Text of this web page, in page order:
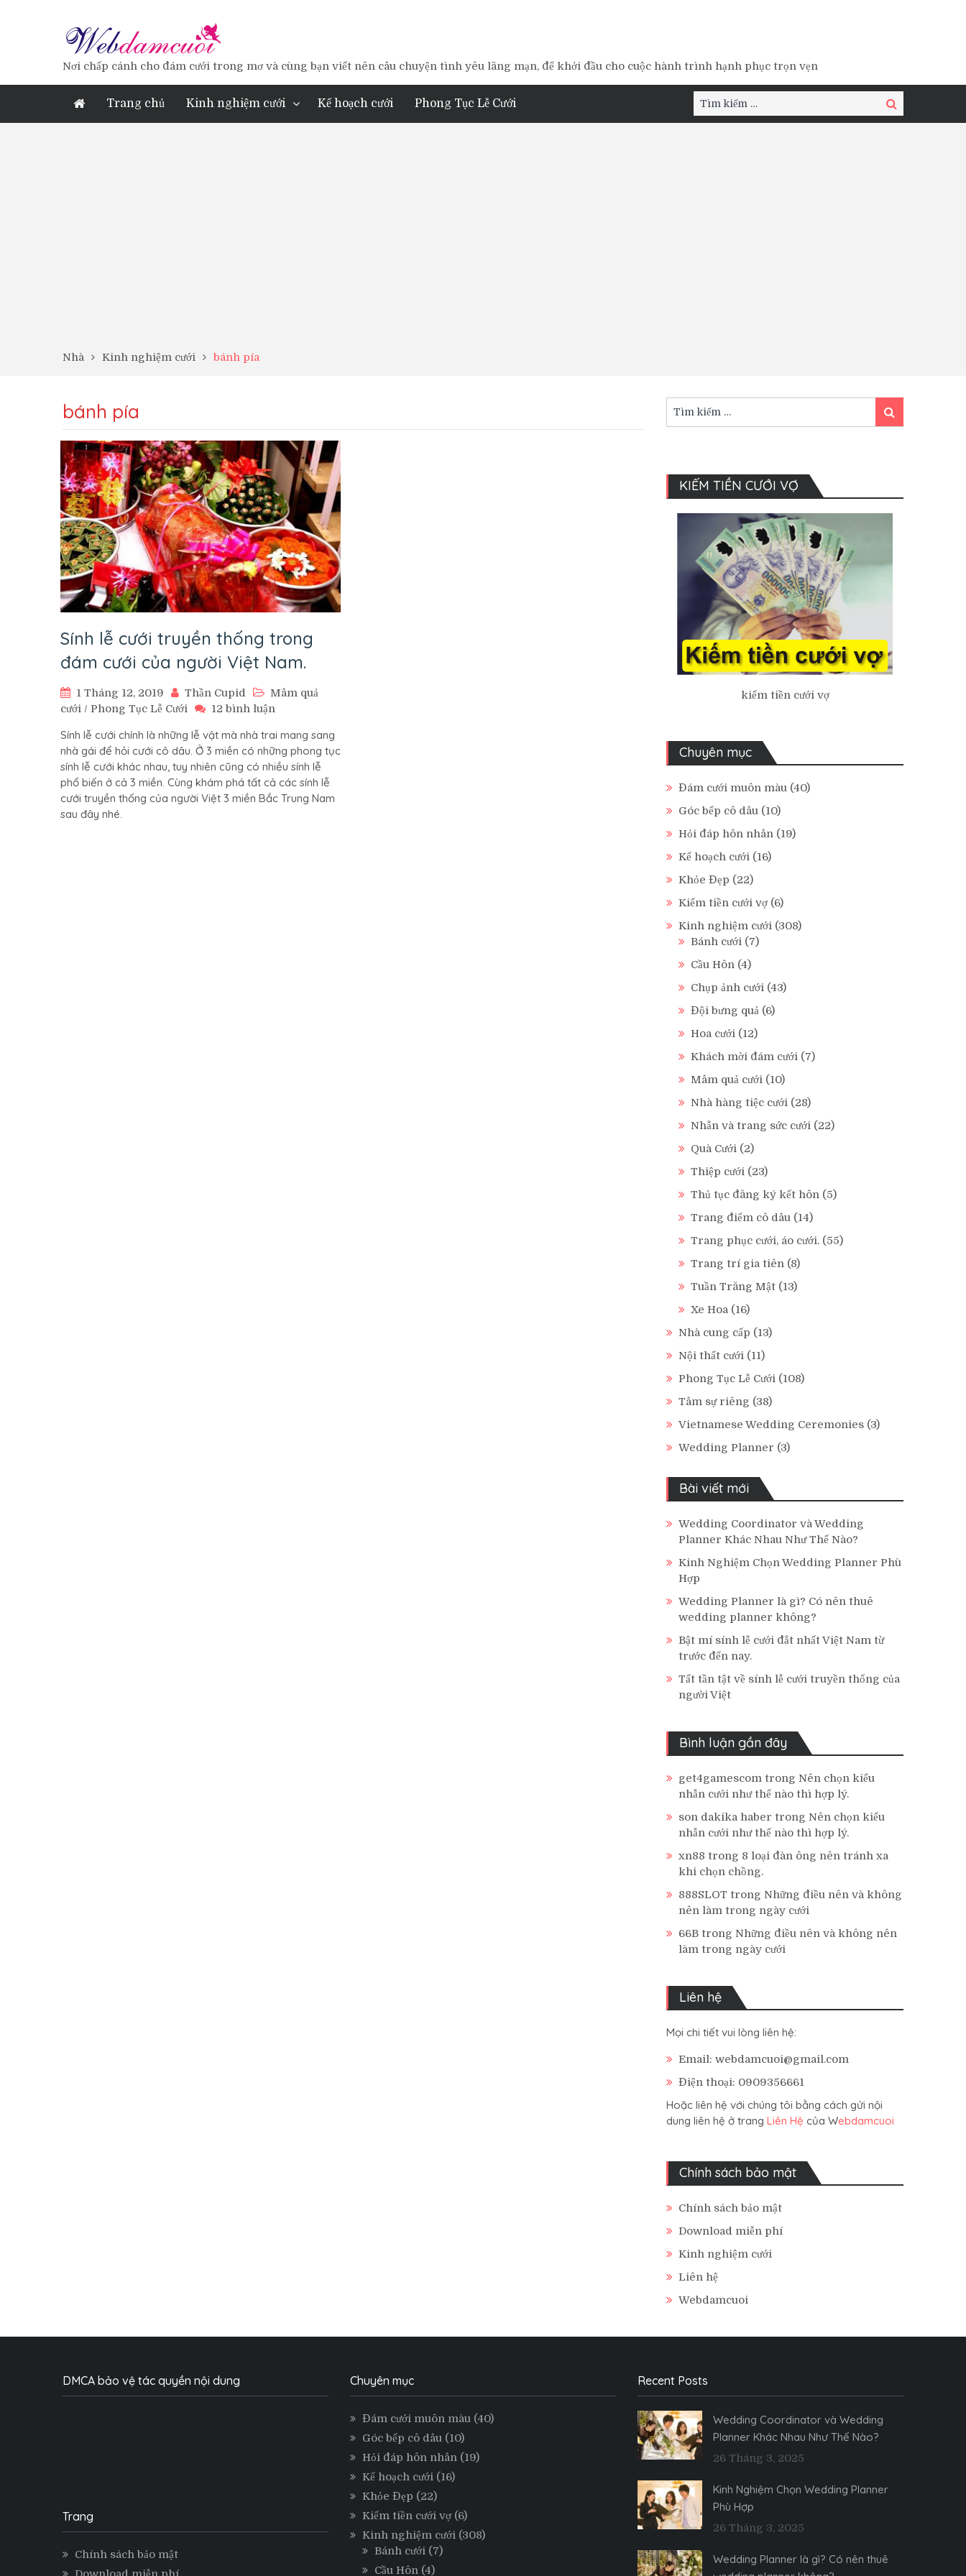
Nơi chấp cánh cho đám cưới trong mơ và cùng bạn viết nên câu chuyện tình yêu lãng mạn, để khởi đầu cho cuộc hành trình hạnh phục trọn vẹn
Trang chủ Kinh nghiệm cưới Kế hoạch cưới Phong Tục Lễ Cưới
Tìm
kiếm:
Tìm
kiếm
Nhà Kinh nghiệm cưới bánh pía
bánh pía
Sính lễ cưới truyền thống trong
đám cưới của người Việt Nam.
1 Tháng 12, 2019 Thần Cupid
Mâm quả
cưới / Phong Tục Lễ Cưới 12 bình luận
lễ
cưới
truyền
thống
trong
Sính lễ cưới chính là những lễ vật mà nhà trai mang sang
nhà gái để hỏi cưới cô dâu. Ở 3 miền có những phong tục
sính lễ cưới khác nhau, tuy nhiên cũng có nhiều sính lễ
phổ biến ở cả 3 miền. Cùng khám phá tất cả các sính lễ
cưới truyền thống của người Việt 3 miền Bắc Trung Nam
sau đây nhé.
kiếm:
Tìm
kiếm
KIẾM TIỀN CƯỚI VỢ
kiếm tiền cưới vợ
Chuyên mục
Đám cưới muôn màu (40)
Góc bếp cô dâu (10)
Hỏi đáp hôn nhân (19)
Kế hoạch cưới (16)
Khỏe Đẹp (22)
Kiếm tiền cưới vợ (6)
Kinh nghiệm cưới (308)
Bánh cưới (7)
Cầu Hôn (4)
Chụp ảnh cưới (43)
Đội bưng quả (6)
Hoa cưới (12)
Khách mời đám cưới (7)
Mâm quả cưới (10)
Nhà hàng tiệc cưới (28)
Nhẫn và trang sức cưới (22)
Quà Cưới (2)
Thiệp cưới (23)
Thủ tục đăng ký kết hôn (5)
Trang điểm cô dâu (14)
Trang phục cưới, áo cưới. (55)
Trang trí gia tiên (8)
Tuần Trăng Mật (13)
Xe Hoa (16)
Nhà cung cấp (13)
Nội thất cưới (11)
Phong Tục Lễ Cưới (108)
Tâm sự riêng (38)
Vietnamese Wedding Ceremonies (3)
Wedding Planner (3)
Bài viết mới
Wedding Coordinator và Wedding
Planner Khác Nhau Như Thế Nào?
Kinh Nghiệm Chọn Wedding Planner Phù
Hợp
Wedding Planner là gì? Có nên thuê
wedding planner không?
Bật mí sính lễ cưới đắt nhất Việt Nam từ
trước đến nay.
Tất tần tật về sính lễ cưới truyền thống của
người Việt
Bình luận gần đây
get4gamescom trong Nên chọn kiểu
nhẫn cưới như thế nào thì hợp lý.
son dakika haber trong Nên chọn kiểu
nhẫn cưới như thế nào thì hợp lý.
xn88 trong 8 loại đàn ông nên tránh xa
khi chọn chồng.
888SLOT trong Những điều nên và không
nên làm trong ngày cưới
66B trong Những điều nên và không nên
làm trong ngày cưới
Liên hệ
Mọi chi tiết vui lòng liên hệ:
Email: webdamcuoi@gmail.com
Điện thoại: 0909356661
Hoặc liên hệ với chúng tôi bằng cách gửi nội
dung liên hệ ở trang Liên Hệ của Webdamcuoi
Chính sách bảo mật
Chính sách bảo mật
Download miễn phí
Kinh nghiệm cưới
Liên hệ
Webdamcuoi
DMCA bảo vệ tác quyền nội dung
Trang
Chính sách bảo mật
Chuyên mục
Đám cưới muôn màu(40)
Góc bếp cô dâu(10)
Hỏi đáp hôn nhân(19)
Kế hoạch cưới(16)
Khỏe Đẹp (22)
Kiếm tiền cưới vợ(6)
Kinh nghiệm cưới(308)
Bánh cưới(7)
Cầu Hôn(4)
Recent Posts
Wedding Coordinator và Wedding
Planner Khác Nhau Như Thế Nào?
26 Tháng 3, 2025
Kinh Nghiệm Chọn Wedding Planner
Phù Hợp
26 Tháng 3, 2025
Wedding Planner là gì? Có nên thuê